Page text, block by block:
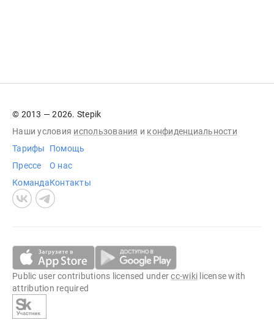
© 2013 — 2026. Stepik
Наши условия использования и конфиденциальности
Тарифы
Прессе
Команда
Помощь
О нас
Контакты
Public user contributions licensed undercc-wiki license with
attribution required